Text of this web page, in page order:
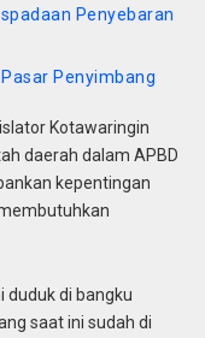
Penyebaran
Penyimbang
Kotawaringin
daerah dalam APBD
kepentingan
duduk di bangku
saat ini sudah di